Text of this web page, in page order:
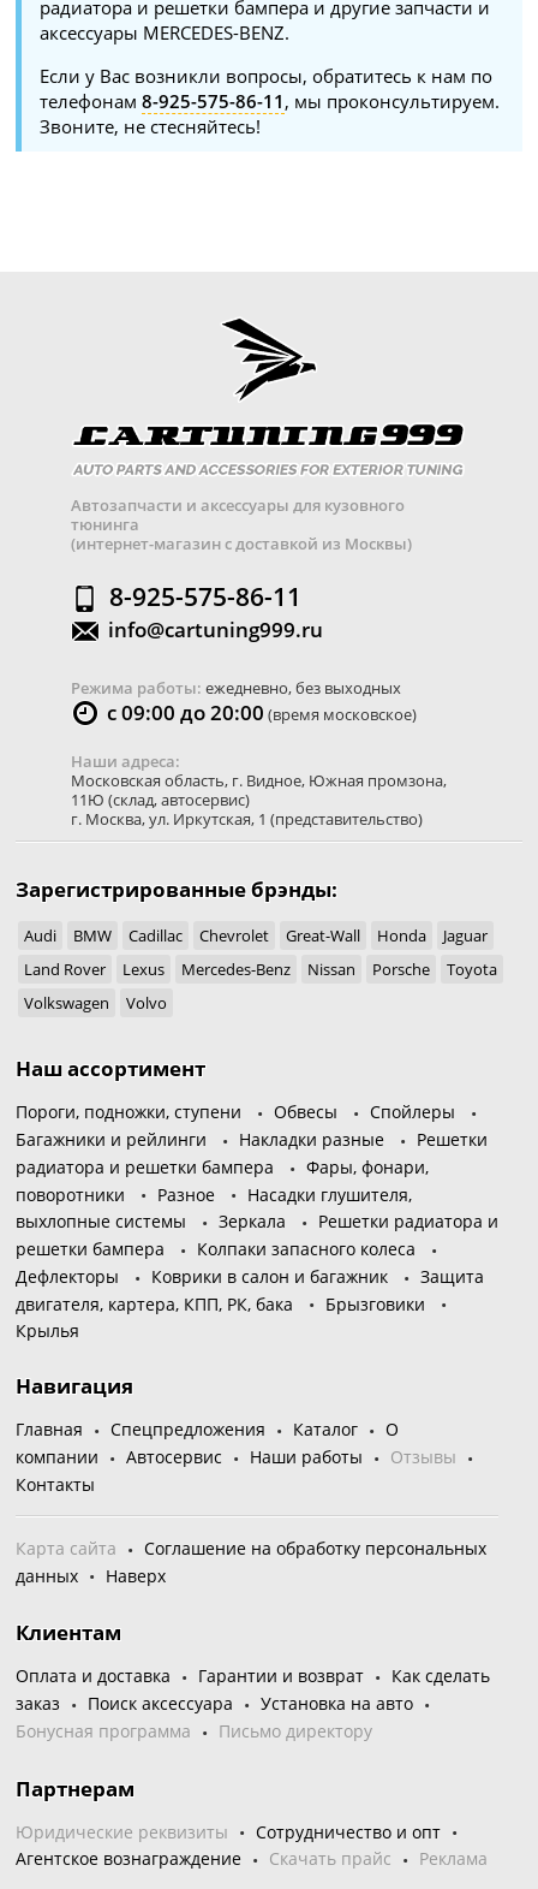
радиатора и решетки бампера и другие запчасти и
аксессуары MERCEDES-BENZ.
Если у Вас возникли вопросы, обратитесь к нам по
телефонам8-925-575-86-11 , мы проконсультируем.
Звоните, не стесняйтесь!
Автозапчасти и аксессуары для кузовного
тюнинга
(интернет-магазин с доставкой из Москвы)
8-925-575-86-11
info@cartuning999.ru
Режима работы: ежедневно, без выходных
с 09:00 до 20:00 (время московское)
Наши адреса:
Московская область, г. Видное, Южная промзона,
11Ю (склад, автосервис)
г. Москва,ул. Иркутская, 1 (представительство)
Зарегистрированные брэнды:
Audi BMW Cadillac Chevrolet Great-Wall Honda
Jaguar
Land Rover
Lexus Mercedes-Benz Nissan Porsche
Toyota
Volkswagen
Volvo
Наш ассортимент
Пороги, подножки, ступени Обвесы
Спойлеры
Багажники и рейлинги
Накладки разные
Решетки
радиатора и решетки бампера
Фары, фонари,
поворотники
Разное
Насадки глушителя,
выхлопные системы
Зеркала
Решетки радиатора и
решетки бампера
Колпаки запасного колеса
Дефлекторы
Коврики в салон и багажник
Защита
двигателя, картера, КПП, РК, бака
Брызговики
Крылья
Навигация
Главная Спецпредложения Каталог
О
компании
Автосервис Наши работы
Отзывы
Контакты
Карта сайта
Соглашение на обработку персональных
данных
Наверх
Клиентам
Оплата и доставка Гарантии и возврат
Как сделать
заказ
Поиск аксессуара
Установка на авто
Бонусная программа
Письмо директору
Партнерам
Юридические реквизиты
Сотрудничество и опт
Агентское вознаграждение
Скачать прайс Реклама